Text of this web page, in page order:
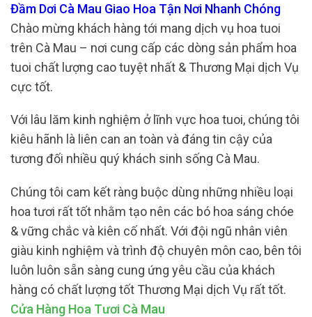
Đầm Dơi Cà Mau Giao Hoa Tận Nơi Nhanh Chóng
Chào mừng khách hàng tới mang dịch vụ hoa tuoi
trên Cà Mau – nơi cung cấp các dòng sản phẩm hoa
tuoi chất lượng cao tuyệt nhất & Thương Mại dịch Vụ
cực tốt.
Với lâu lăm kinh nghiệm ở lĩnh vực hoa tuoi, chúng tôi
kiêu hãnh là liên can an toàn và đáng tin cậy của
tương đối nhiều quý khách sinh sống Cà Mau.
Chúng tôi cam kết ràng buộc dùng những nhiều loại
hoa tươi rất tốt nhằm tạo nên các bó hoa sáng chóe
& vững chắc và kiên cố nhất. Với đội ngũ nhân viên
giàu kinh nghiệm và trình độ chuyên môn cao, bên tôi
luôn luôn sẵn sàng cung ứng yêu cầu của khách
hàng có chất lượng tốt Thương Mại dịch Vụ rất tốt.
Cửa Hàng Hoa Tươi Cà Mau